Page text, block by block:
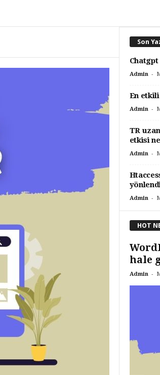
Son
Chatgpt
Admin -
En
Admin -
TR
etkisi
Admin -
Admin -
HOT
hale
Admin -